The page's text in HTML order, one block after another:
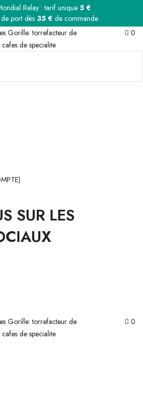
Relay : tarif unique5 €
port dès 35 € de commande
0
SUR LES
0